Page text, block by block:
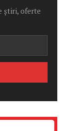
știri, oferte